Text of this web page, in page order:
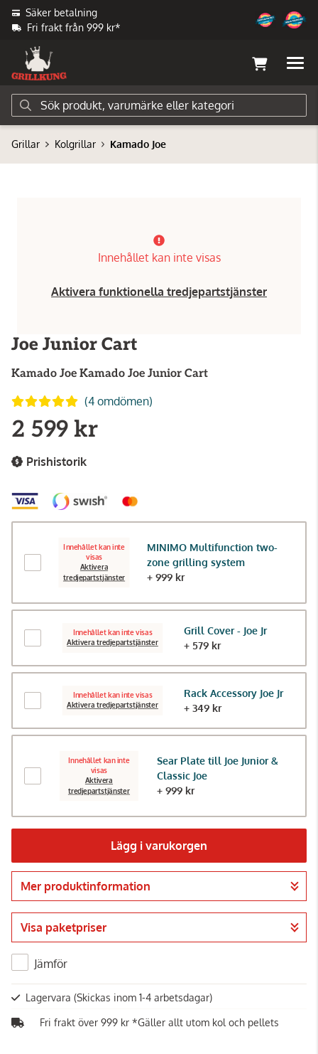
Säker betalning
Fri frakt från 999 kr*
Grillar Kolgrillar Kamado Joe
Innehållet kan inte visas
Aktivera funktionella tredjepartstjänster
Joe Junior Cart
Kamado Joe Kamado Joe Junior Cart
(4 omdömen)
2 599 kr
Prishistorik
Innehållet kan inte
visas
Aktivera
tredjepartstjänster
MINIMO Multifunction two-
zone grilling system
+ 999 kr
Innehållet kan inte visas
Aktivera tredjepartstjänster
Grill Cover - Joe Jr
+ 579 kr
Innehållet kan inte visas
Aktivera tredjepartstjänster
Rack Accessory Joe Jr
+ 349 kr
Innehållet kan inte
visas
Aktivera
tredjepartstjänster
Sear Plate till Joe Junior &
Classic Joe
+ 999 kr
Lägg i varukorgen
Gå till kassan
Mer produktinformation
Visa paketpriser
Jämför
Lagervara (Skickas inom 1-4 arbetsdagar)
Fri frakt över 999 kr *Gäller allt utom kol och pellets